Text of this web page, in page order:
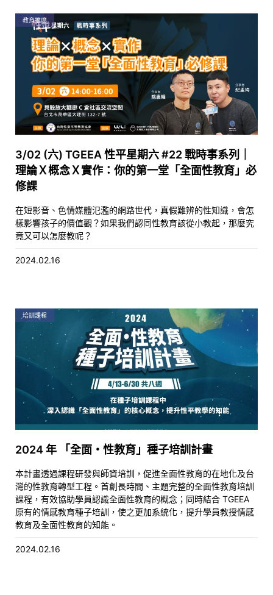
教育推廣
3/02 (六) TGEEA 性平星期六 #22 戰時事系列｜
理論Ｘ概念Ｘ實作：你的第一堂「全面性教育」必
修課
在短影音、色情媒體氾濫的網路世代，真假難辨的性知識，會怎
樣影響孩子的價值觀？如果我們認同性教育該從小教起，那麼究
竟又可以怎麼教呢？
2024.02.16
培訓課程
2024 年 「全面・性教育」種子培訓計畫
本計畫透過課程研發與師資培訓，促進全面性教育的在地化及台
灣的性教育轉型工程。首創長時間、主題完整的全面性教育培訓
課程，有效協助學員認識全面性教育的概念；同時結合 TGEEA
原有的情感教育種子培訓，使之更加系統化，提升學員教授情感
教育及全面性教育的知能。
2024.02.16